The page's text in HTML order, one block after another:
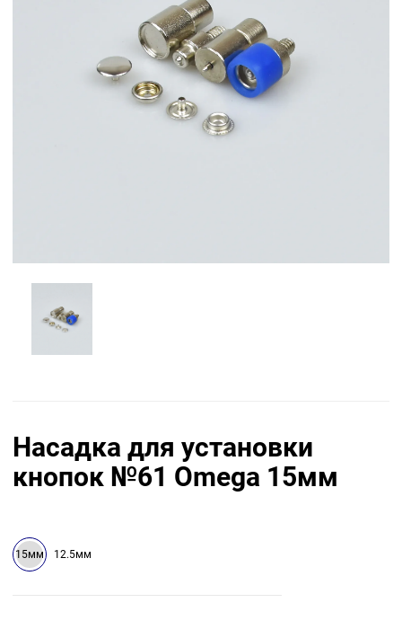
Насадка для установки
кнопок №61 Omega 15мм
15мм 12.5мм